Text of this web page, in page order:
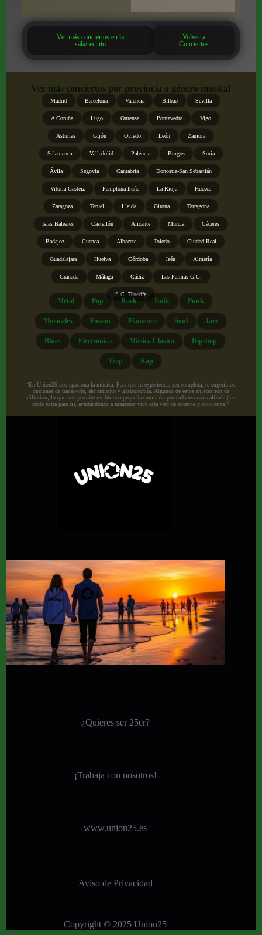
Ver más conciertos en la
sala/recinto
Volver a
Conciertos
Ver más conciertos por provincia o género musical
Madrid Barcelona Valencia Bilbao Sevilla
A Coruña Lugo Ourense Pontevedra Vigo
Asturias Gijón Oviedo León Zamora
Salamanca Valladolid Palencia Burgos Soria
Ávila Segovia Cantabria Donostia-San Sebastián
Vitoria-Gasteiz Pamplona-Iruña La Rioja Huesca
Zaragoza Teruel Lleida Girona Tarragona
Islas Baleares Castellón Alicante Murcia Cáceres
Badajoz Cuenca Albacete Toledo Ciudad Real
Guadalajara Huelva Córdoba Jaén Almería
Granada Málaga Cádiz Las Palmas G.C.
S.C. Tenerife
Metal Pop Rock Indie Punk
Musicales Fusión Flamenco Soul Jazz
Blues Electrónica Música Clásica Hip-hop
Trap Rap
“En Union25 nos apasiona la música. Para que tu experiencia sea completa, te sugerimos
opciones de transporte, alojamiento y gastronomía. Algunos de estos enlaces son de
afiliación, lo que nos permite recibir una pequeña comisión por cada reserva realizada (sin
coste extra para ti), ayudándonos a mantener viva esta web de eventos y conciertos.”
¿Quieres ser 25er?
¡Trabaja con nosotros!
www.union25.es
Aviso de Privacidad
Copyright © 2025 Union25